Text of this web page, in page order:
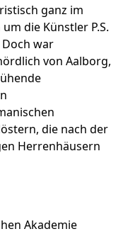
ganz im
die Künstler P.S.
Doch war
von Aalborg,
die nach der
Herrenhäusern
Akademie